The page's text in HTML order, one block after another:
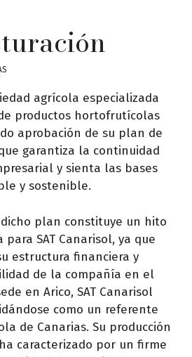
agrícola especializada
productos hortofrutícolas
aprobación de su plan de
garantiza la continuidad
y sienta las bases
y sostenible.
plan constituye un hito
SAT Canarisol, ya que
estructura financiera y
de la compañía en el
en Arico, SAT Canarisol
como un referente
de Canarias. Su producción
caracterizado por un firme